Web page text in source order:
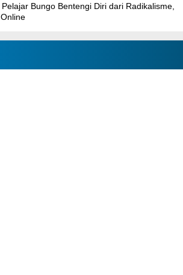
Bungo Bentengi Diri dari Radikalisme,